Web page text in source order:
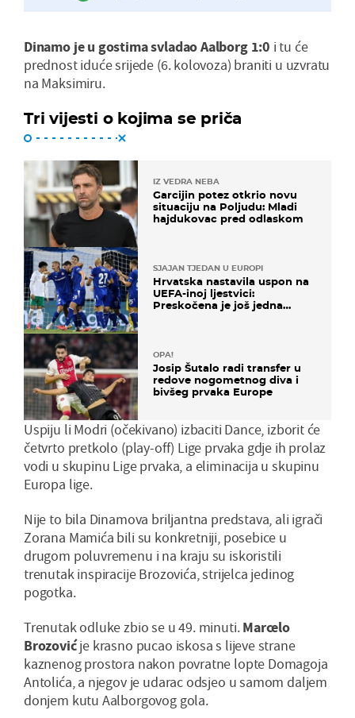
Dinamo je u gostima svladao Aalborg 1:0 i tu će
prednost iduće srijede (6. kolovoza) braniti u uzvratu
na Maksimiru.
Tri vijesti o kojima se priča
IZ VEDRA NEBA
Garcijin potez otkrio novu
situaciju na Poljudu: Mladi
hajdukovac pred odlaskom
SJAJAN TJEDAN U EUROPI
Hrvatska nastavila uspon na
UEFA-inoj ljestvici:
Preskočena je još jedna
OPA!
Josip Šutalo radi transfer u
redove nogometnog diva i
bivšeg prvaka Europe
Uspiju li Modri (očekivano) izbaciti Dance, izborit će
četvrto pretkolo (play-off) Lige prvaka gdje ih prolaz
vodi u skupinu Lige prvaka, a eliminacija u skupinu
Europa lige.
Nije to bila Dinamova briljantna predstava, ali igrači
Zorana Mamića bili su konkretniji, posebice u
drugom poluvremenu i na kraju su iskoristili
trenutak inspiracije Brozovića, strijelca jedinog
pogotka.
Trenutak odluke zbio se u 49. minuti.Marcelo
Brozovićje krasno pucao iskosa s lijeve strane
kaznenog prostora nakon povratne lopte Domagoja
Antolića, a njegov je udarac odsjeo u samom daljem
donjem kutu Aalborgovog gola.